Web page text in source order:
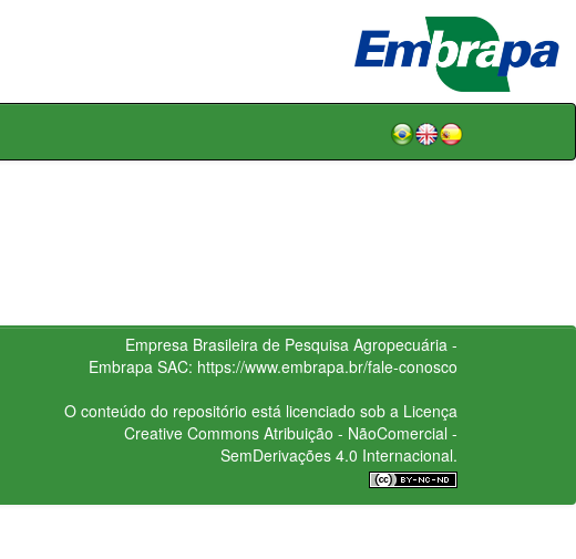
Empresa Brasileira de Pesquisa Agropecuária -
Embrapa SAC: https://www.embrapa.br/fale-conosco
O conteúdo do repositório está licenciado sob a Licença
Creative CommonsAtribuição - NãoComercial -
SemDerivações 4.0 Internacional.